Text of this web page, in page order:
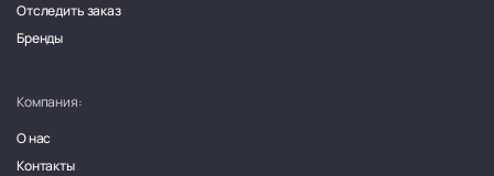
Отследить заказ
Бренды
Компания:
О нас
Контакты